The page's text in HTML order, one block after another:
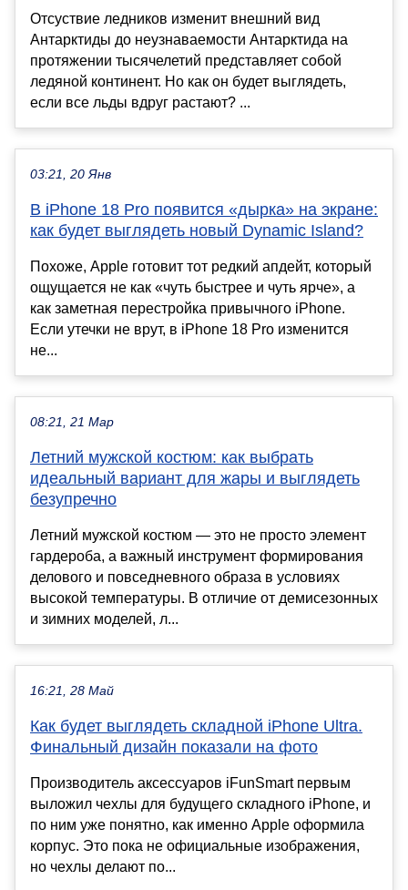
Отсуствие ледников изменит внешний вид
Антарктиды до неузнаваемости Антарктида на
протяжении тысячелетий представляет собой
ледяной континент. Но как он будет выглядеть,
если все льды вдруг растают? ...
03:21, 20 Янв
В iPhone 18 Pro появится «дырка» на экране:
как будет выглядеть новый Dynamic Island?
Похоже, Apple готовит тот редкий апдейт, который
ощущается не как «чуть быстрее и чуть ярче», а
как заметная перестройка привычного iPhone.
Если утечки не врут, в iPhone 18 Pro изменится
не...
08:21, 21 Мар
Летний мужской костюм: как выбрать
идеальный вариант для жары и выглядеть
безупречно
Летний мужской костюм — это не просто элемент
гардероба, а важный инструмент формирования
делового и повседневного образа в условиях
высокой температуры. В отличие от демисезонных
и зимних моделей, л...
16:21, 28 Май
Как будет выглядеть складной iPhone Ultra.
Финальный дизайн показали на фото
Производитель аксессуаров iFunSmart первым
выложил чехлы для будущего складного iPhone, и
по ним уже понятно, как именно Apple оформила
корпус. Это пока не официальные изображения,
но чехлы делают по...